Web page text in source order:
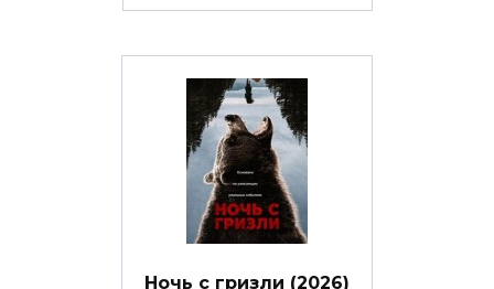
Ночь с гризли (2026)